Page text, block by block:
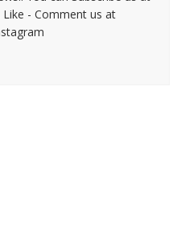
Like - Comment us at